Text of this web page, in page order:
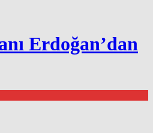
Erdoğan’dan